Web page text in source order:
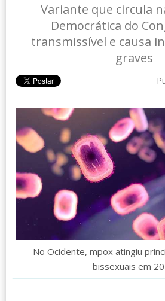
Variante que circula
Democrática do
transmissível e causa
graves
No Ocidente, mpox atingiu
bissexuais em